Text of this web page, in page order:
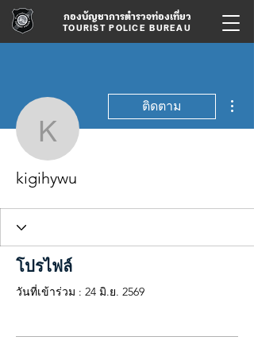
กองบัญชาการตำรวจท่องเที่ยว
TOURIST POLICE BUREAU
kigihywu
ติดตาม
kigihywu
โปรไฟล์
วันที่เข้าร่วม : 24 มิ.ย. 2569